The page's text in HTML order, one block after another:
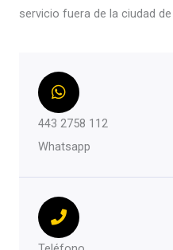
servicio fuera de la ciudad
443 2758 112
Whatsapp